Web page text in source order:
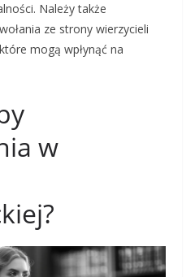
Należy także
ze strony wierzycieli
mogą wpłynąć na
w